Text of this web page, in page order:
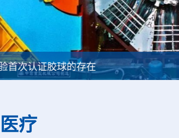
Thor Medical从AlphaOne首次交付高
医疗